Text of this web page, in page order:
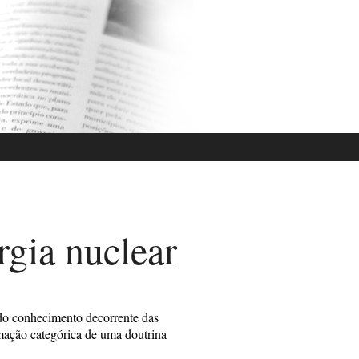
nuclear
conhecimento decorrente das
categórica de uma doutrina